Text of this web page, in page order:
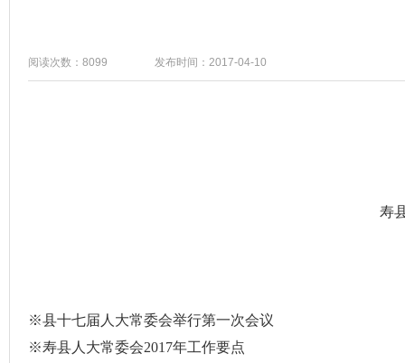
阅读次数：8099 发布时间：2017-04-10
寿
※县十七届人大常委会举行第一次会议
※寿县人大常委会2017年工作要点